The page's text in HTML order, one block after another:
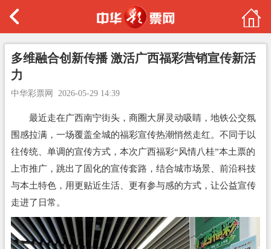
多维融合创新传播 激活广西福彩营销宣传新活
力
中华彩票网 2026-05-29 14:39
最近走在广西南宁街头，商圈大屏灵动吸睛，地铁公交氛
围感拉满，一场覆盖全城的福彩宣传热潮悄然走红。不同于以
往传统、单调的宣传方式，本次广西福彩“风情八桂”本土票的
上市推广，跳出了固化的宣传套路，结合城市场景、前沿科技
与本土特色，用更贴近生活、更有参与感的方式，让公益宣传
走进了日常。